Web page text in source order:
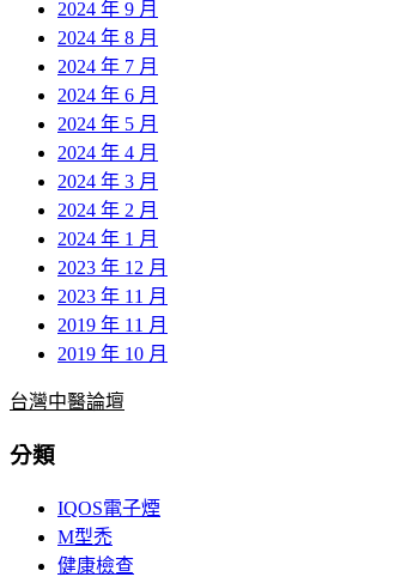
2024 年 9 月
2024 年 8 月
2024 年 7 月
2024 年 6 月
2024 年 5 月
2024 年 4 月
2024 年 3 月
2024 年 2 月
2024 年 1 月
2023 年 12 月
2023 年 11 月
2019 年 11 月
2019 年 10 月
台灣中醫論壇
分類
IQOS電子煙
M型禿
健康檢查